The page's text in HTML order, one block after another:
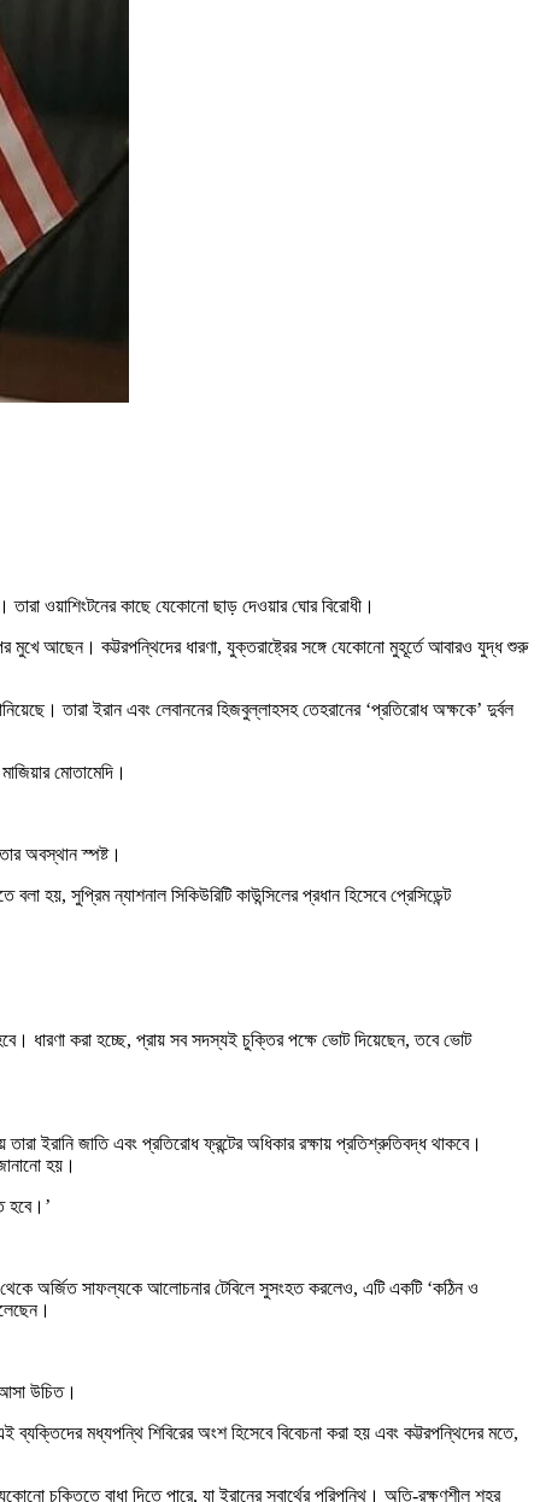
তারা ওয়াশিংটনের কাছে যেকোনো ছাড় দেওয়ার ঘোর বিরোধী।
মুখে আছেন। কট্টরপন্থিদের ধারণা, যুক্তরাষ্ট্রের সঙ্গে যেকোনো মুহূর্তে আবারও যুদ্ধ শুরু
তারা ইরান এবং লেবাননের হিজবুল্লাহসহ তেহরানের ‘প্রতিরোধ অক্ষকে’ দুর্বল
মোতামেদি।
অবস্থান স্পষ্ট।
হয়, সুপ্রিম ন্যাশনাল সিকিউরিটি কাউন্সিলের প্রধান হিসেবে প্রেসিডেন্ট
ধারণা করা হচ্ছে, প্রায় সব সদস্যই চুক্তির পক্ষে ভোট দিয়েছেন, তবে ভোট
ইরানি জাতি এবং প্রতিরোধ ফ্রন্টের অধিকার রক্ষায় প্রতিশ্রুতিবদ্ধ থাকবে।
হয়।
হবে।’
থেকে অর্জিত সাফল্যকে আলোচনার টেবিলে সুসংহত করলেও, এটি একটি ‘কঠিন ও
উচিত।
মধ্যপন্থি শিবিরের অংশ হিসেবে বিবেচনা করা হয় এবং কট্টরপন্থিদের মতে,
চুক্তিতে বাধা দিতে পারে, যা ইরানের স্বার্থের পরিপন্থি। অতি-রক্ষণশীল শহর